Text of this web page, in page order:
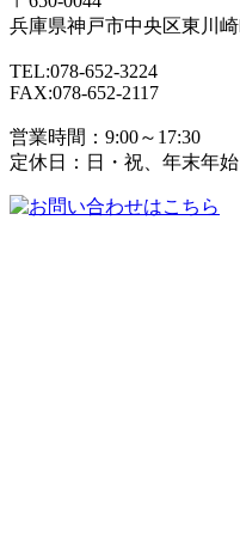
兵庫県神戸市中央区東川
TEL:078-652-3224
FAX:078-652-2117
営業時間：9:00～17:30
定休日：日・祝、年末年